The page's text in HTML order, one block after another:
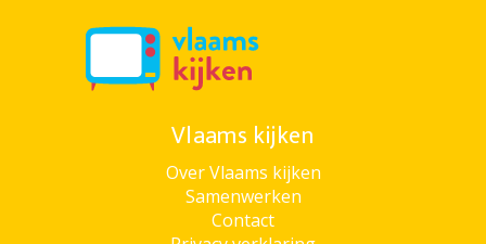
Vlaams kijken
Over Vlaams kijken
Samenwerken
Contact